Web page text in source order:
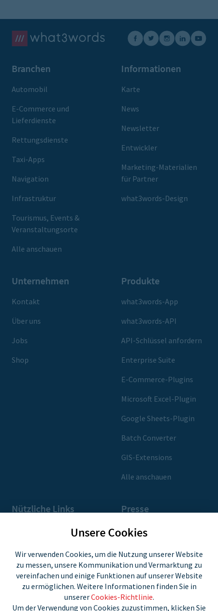
Branchen
Automobil
E-Commerce und
Lieferdienste
Rettungsdienste
Taxi-Apps
Navigation
Infrastruktur
Tourismus, Events &
Veranstaltungsorte
Alle anschauen
Informationen
Karte
News
Newsletter
Entwickler
Marketing-Materialien
für Partner
what3words-Design
Unternehmen
Kontakt
Über uns
Jobs
Shop
Produkte
what3words-App
what3words-API
API-Schlüssel anfordern
Enterprise Suite
E-Commerce-Plugins
Microsoft Excel-Plugin
Google Sheets-Plugin
Batch Converter
GIS-Extensions
Alle anschauen
Nützliche Links
Community
Konto
Presse
Pressekontakt
Unsere Cookies
Wir verwenden Cookies, um die Nutzung unserer Website
zu messen, unsere Kommunikation und Vermarktung zu
vereinfachen und einige Funktionen auf unserer Website
zu ermöglichen. Weitere Informationen finden Sie in
unsererCookies-Richtlinie.
Um der Verwendung von Cookies zuzustimmen, klicken Sie